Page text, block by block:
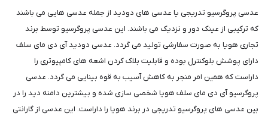
عدسی پروگرسیو تدریجی یا عدسی های دودید از جمله عدسی هایی می باشند
که ترکیبی از عینک دور و نزدیک می باشند. این عدسی پروگرسیو توسط برند
تجاری هویا به صورت سفارشی تولید می گردد. عدسی دودید آی دی مای سلف
دارای پوشش بلوکنترل بوده و قابلیت بلاک کردن اشعه های کامپیوتری را
داراست که همین امر منجر به کاهش آسیب به قوه بینایی می گردد. عدسی
پروگرسیو آی دی مای سلف هویا شخصی سازی شده و بیشترین دامنه دید را در
بین عدسی های پروگرسیو تدریجی در برند هویا را داراست. این عدسی از گارانتی